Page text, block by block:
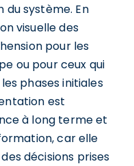
système. En
visuelle des
pour les
ou pour ceux qui
phases initiales
est
à long terme et
car elle
décisions prises